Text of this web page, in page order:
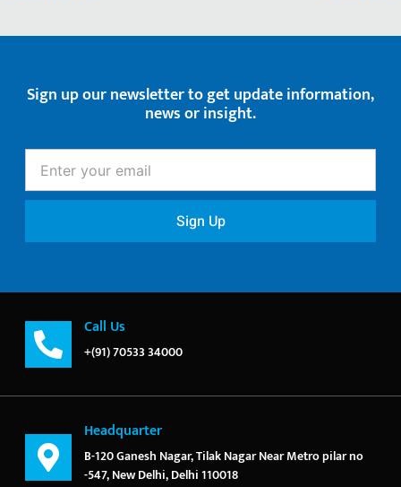
Sign up our newsletter to get update information,
news or insight.
your
email
Sign Up
Call Us
+(91) 70533 34000
Headquarter
B-120 Ganesh Nagar, Tilak Nagar Near Metro pilar no
-547, New Delhi, Delhi 110018